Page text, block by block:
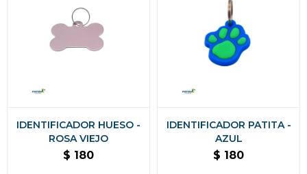
IDENTIFICADOR HUESO -
ROSA VIEJO
$ 180
IDENTIFICADOR PATITA -
AZUL
$ 180